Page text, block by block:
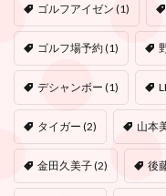
ゴルフアイゼン (1)
ゴルフ場予約(1)
デシャンボー (1)
タイガー (2) 山本
金田久美子(2) 後